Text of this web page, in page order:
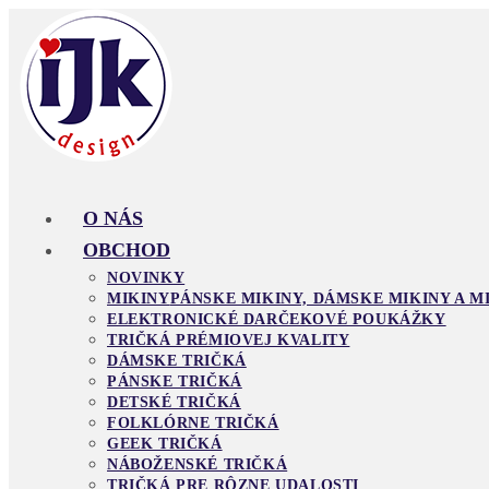
content
O NÁS
OBCHOD
NOVINKY
MIKINYPÁNSKE MIKINY, DÁMSKE MIKINY A
ELEKTRONICKÉ DARČEKOVÉ POUKÁŽKY
TRIČKÁ PRÉMIOVEJ KVALITY
DÁMSKE TRIČKÁ
PÁNSKE TRIČKÁ
DETSKÉ TRIČKÁ
FOLKLÓRNE TRIČKÁ
GEEK TRIČKÁ
NÁBOŽENSKÉ TRIČKÁ
TRIČKÁ PRE RÔZNE UDALOSTI